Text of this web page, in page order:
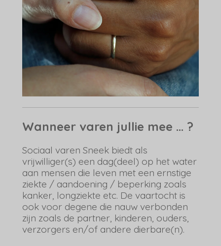
Wanneer varen jullie mee ... ?
Sociaal varen Sneek biedt als
vrijwilliger(s) een dag(deel) op het water
aan mensen die leven met een ernstige
ziekte / aandoening / beperking zoals
kanker, longziekte etc. De vaartocht is
ook voor degene die nauw verbonden
zijn zoals de partner, kinderen, ouders,
verzorgers en/of andere dierbare(n).